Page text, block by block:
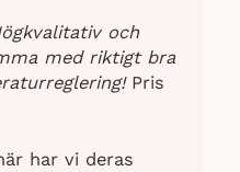
och
med riktigt bra
Pris
har vi deras